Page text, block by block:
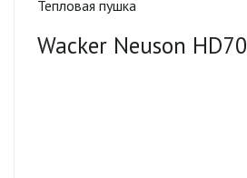
Тепловая пушка
Wacker Neuson HD70